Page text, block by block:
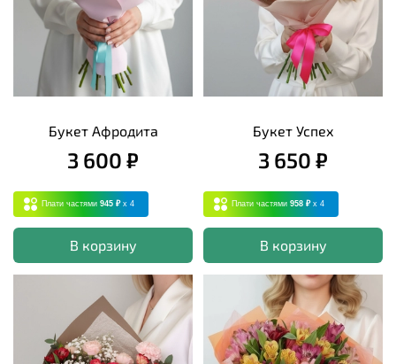
Букет Афродита
3 600 ₽
Плати частями 945 ₽ x 4
В корзину
Букет Успех
3 650 ₽
Плати частями 958 ₽ x 4
В корзину